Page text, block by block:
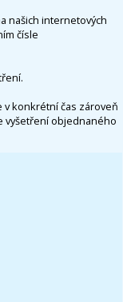
našich internetových
čísle
konkrétní čas zároveň
vyšetření objednaného